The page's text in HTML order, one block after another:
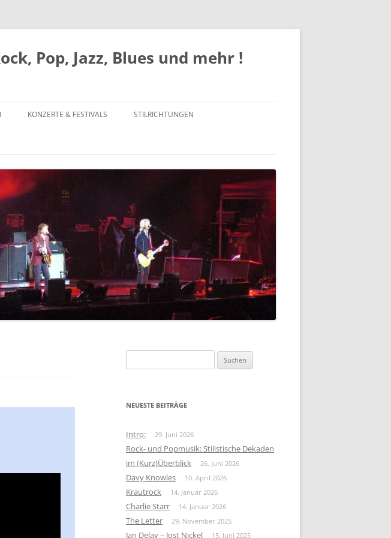
Pop, Jazz, Blues und mehr !
RON
KONZERTE & FESTIVALS
EINZELKONZERTE 1980-1999
MUSIKCLUB HYDE PARK
MAIWOCHE – OSNABRÜCK
STILRICHTUNGEN
SOUL/FUNK/R&B
COUNTRY / COUNTRY-ROCK /
FOLK-ROCK
KRAUTROCK
nach:
NEUESTE BEITRÄGE
Intro: 29. Juni 2026
Rock- und Popmusik: Stilistische Dekaden
im (Kurz)Überblick
26. Juni 2026
Davy Knowles 10. April 2026
Krautrock 14. Januar 2026
Charlie Starr 14. Januar 2026
The Letter 29. November 2025
Jan Delay – Jost Nickel 15. Juni 2025